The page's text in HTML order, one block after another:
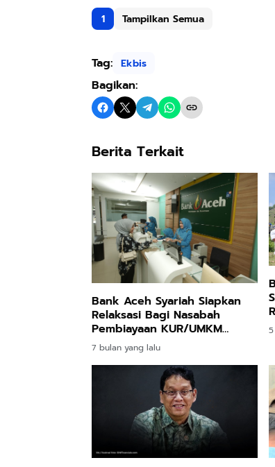
1 Tampilkan Semua
Tag: Ekbis
Bagikan:
Berita Terkait
Bank Aceh Syariah Siapkan
Relaksasi Bagi Nasabah
Pembiayaan KUR/UMKM
Terdampak Bencana
7 bulan yang lalu